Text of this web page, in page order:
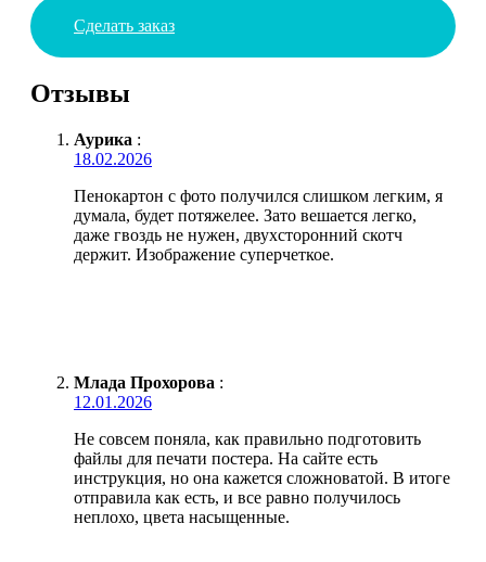
Сделать заказ
Отзывы
Аурика :
18.02.2026
Пенокартон с фото получился слишком легким, я
думала, будет потяжелее. Зато вешается легко,
даже гвоздь не нужен, двухсторонний скотч
держит. Изображение суперчеткое.
Млада Прохорова :
12.01.2026
Не совсем поняла, как правильно подготовить
файлы для печати постера. На сайте есть
инструкция, но она кажется сложноватой. В итоге
отправила как есть, и все равно получилось
неплохо, цвета насыщенные.